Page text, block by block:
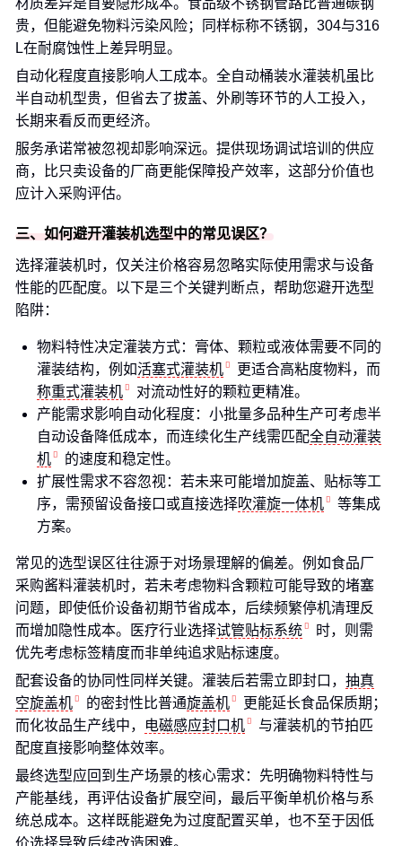
材质差异是首要隐形成本。食品级不锈钢管路比普通碳钢
贵，但能避免物料污染风险；同样标称不锈钢，304与316
L在耐腐蚀性上差异明显。
自动化程度直接影响人工成本。全自动桶装水灌装机虽比
半自动机型贵，但省去了拔盖、外刷等环节的人工投入，
长期来看反而更经济。
服务承诺常被忽视却影响深远。提供现场调试培训的供应
商，比只卖设备的厂商更能保障投产效率，这部分价值也
应计入采购评估。
三、如何避开灌装机选型中的常见误区？
选择灌装机时，仅关注价格容易忽略实际使用需求与设备
性能的匹配度。以下是三个关键判断点，帮助您避开选型
陷阱：
物料特性决定灌装方式：膏体、颗粒或液体需要不同的
灌装结构，例如活塞式灌装机
更适合高粘度物料，而
称重式灌装机
对流动性好的颗粒更精准。
产能需求影响自动化程度：小批量多品种生产可考虑半
自动设备降低成本，而连续化生产线需匹配全自动灌装
机
的速度和稳定性。
扩展性需求不容忽视：若未来可能增加旋盖、贴标等工
序，需预留设备接口或直接选择吹灌旋一体机
等集成
方案。
常见的选型误区往往源于对场景理解的偏差。例如食品厂
采购酱料灌装机时，若未考虑物料含颗粒可能导致的堵塞
问题，即使低价设备初期节省成本，后续频繁停机清理反
而增加隐性成本。医疗行业选择试管贴标系统
时，则需
优先考虑标签精度而非单纯追求贴标速度。
配套设备的协同性同样关键。灌装后若需立即封口， 抽真
空旋盖机
的密封性比普通旋盖机
更能延长食品保质期；
而化妆品生产线中，
电磁感应封口机
与灌装机的节拍匹
配度直接影响整体效率。
最终选型应回到生产场景的核心需求：先明确物料特性与
产能基线，再评估设备扩展空间，最后平衡单机价格与系
统总成本。这样既能避免为过度配置买单，也不至于因低
价选择导致后续改造困难。